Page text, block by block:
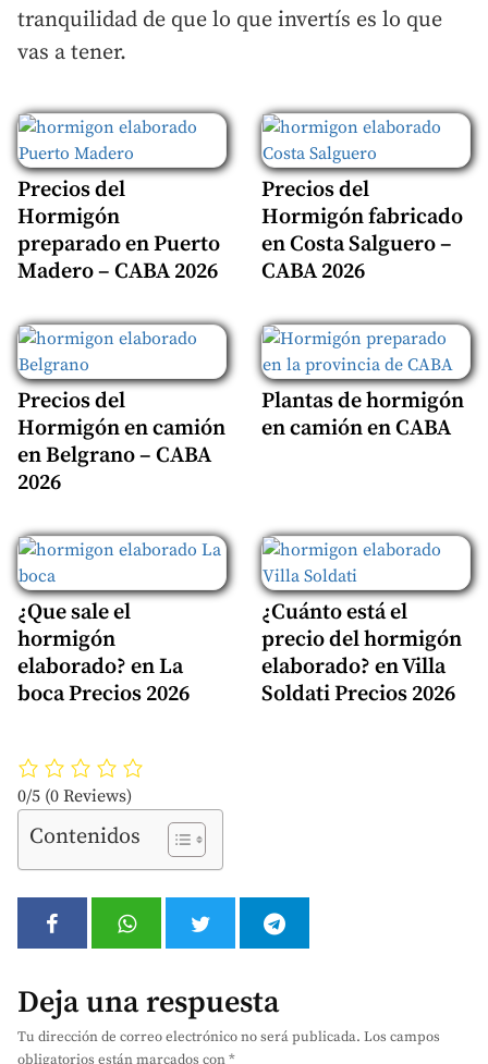
tranquilidad de que lo que invertís es lo que
vas a tener.
Precios del
Hormigón
preparado en Puerto
Madero – CABA 2026
Precios del
Hormigón fabricado
en Costa Salguero –
CABA 2026
Precios del
Hormigón en camión
en Belgrano – CABA
2026
Plantas de hormigón
en camión en CABA
¿Que sale el
hormigón
elaborado? en La
boca Precios 2026
¿Cuánto está el
precio del hormigón
elaborado? en Villa
Soldati Precios 2026
0/5 (0 Reviews)
Contenidos
Deja una respuesta
Tu dirección de correo electrónico no será publicada. Los campos
obligatorios están marcados con*